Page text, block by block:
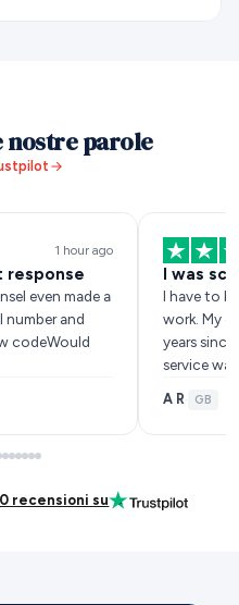
nostre parole
1 hour ago
response
even made a
number and
codeWould
I was
I have to
work. My
years
service
A R· GB
recensioni su